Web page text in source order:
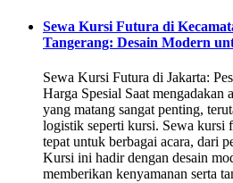
Sewa Kursi Futura di
Tangerang: Desain Modern
Sewa Kursi Futura di Jakarta:
Harga Spesial Saat mengadakan
yang matang sangat penting,
logistik seperti kursi. Sewa kursi
tepat untuk berbagai acara, dari
Kursi ini hadir dengan desain
memberikan kenyamanan serta